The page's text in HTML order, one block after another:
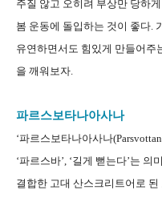
주질 않고 오히려 부상만 당하
봄 운동에 돌입하는 것이 좋다.
유연하면서도 힘있게 만들어주
을 깨워보자.
파르스보타나아사나
‘파르스보타나아사나
‘파르스바’, ‘길게 뻗는다’는 의
결합한 고대 산스크리트어로